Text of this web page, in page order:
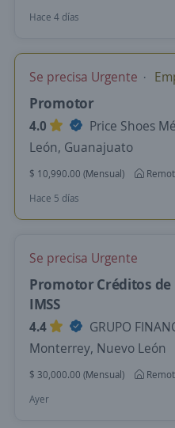
Hace 4 días
Se precisa Urgente
Promotor
4.0
Price Shoes
León, Guanajuato
$ 10,990.00 (Mensual)
Hace 5 días
Se precisa Urgente
Promotor Créditos de
IMSS
4.4
GRUPO
Monterrey, Nuevo León
$ 30,000.00 (Mensual)
Ayer